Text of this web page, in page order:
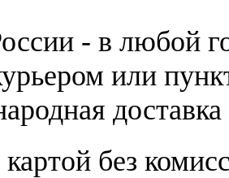
- в любой
или
без